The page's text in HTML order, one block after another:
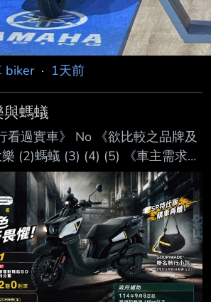
biker· 1天前
螞蟻
看過實車》 No 《欲比較之品牌及
(2)螞蟻 (3) (4) (5) 《車主需求》
列舉以方便板友幫您建議 看了好
，不管這邊或估狗的到的比較分析
難抉擇，所以還是發文來看看大家
預計會買2台，我與內人都恰好要
人的話主要是上班通勤，因為是新
平均每天在50-70公里左右。 我算
不騎快、現有車是PGO的